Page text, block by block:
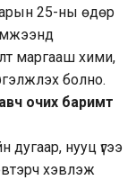
25-ны өдөр
маргааш хими,
болно.
очих баримт
дугаар, нууц үгээ
хэвлэж